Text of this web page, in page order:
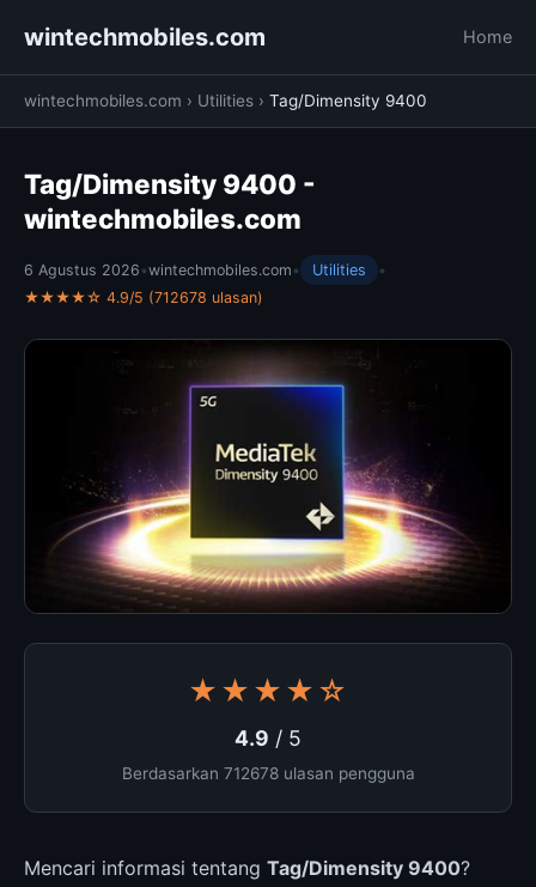
wintechmobiles.com Home
wintechmobiles.com › Utilities › Tag/Dimensity 9400
Tag/Dimensity 9400 -
wintechmobiles.com
6 Agustus 2026 •wintechmobiles.com • Utilities
•
★★★★☆ 4.9/5 (712678 ulasan)
★★★★☆
4.9 / 5
Berdasarkan 712678 ulasan pengguna
Mencari informasi tentang Tag/Dimensity 9400?